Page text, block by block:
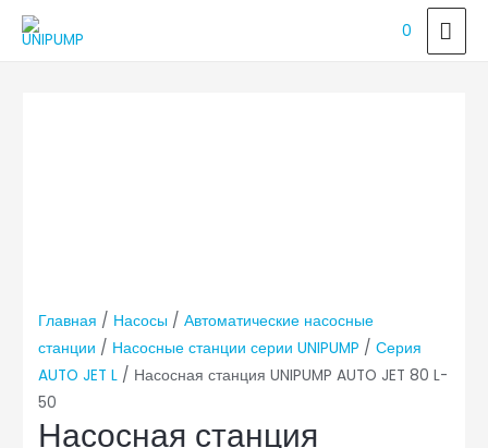
0
Главная / Насосы/ Автоматические насосные
станции / Насосные станции серии UNIPUMP / Серия
AUTO JET L/ Насосная станция UNIPUMP AUTO JET 80 L-
50
Насосная станция